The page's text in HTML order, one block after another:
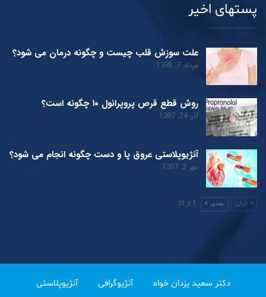
پستهای اخیر
علت سوزش قلب چیست و چگونه درمان می شود؟
مرداد 7, 1398
روش قطع قرص پروپرانول ۱۰ چگونه است؟
آذر 24, 1397
آنژیوپلاستی عروق پا و دست چگونه انجام می شود؟
مهر 2, 1397
قبلی بعدی 1 از 31
دکتر سعید یزدان خواه آنژیوگرافی آنژیوپلاستی